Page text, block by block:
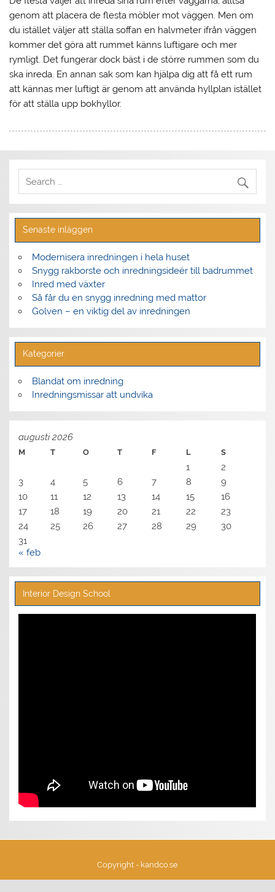
genom att placera de flesta möbler mot väggen. Men om
du istället väljer att ställa soffan en halvmeter ifrån väggen
kommer det göra att rummet känns luftigare och mer
rymligt. Det fungerar dock bäst i de större rummen som du
ska inreda. En annan sak som kan hjälpa dig att få ett rum
att kännas mer luftigt är genom att använda hyllplan istället
för att ställa upp bokhyllor.
Senaste inläggen
Modernisera inredningen i hela huset
Snygg rakborste och inredningsideér till badrummet
Inred med växter
Så får du en snygg inredning med mattor
Golven – en viktig del av inredningen
Kategorier
Blandat om inredning
Inredningsmissar att undvika
augusti 2026
M T O T F L S
1
2
3
4 5 6 7 8
9
10
11 12 13 14 15
16
17
18 19 20 21 22
23
24
25 26 27 28 29
30
31
« feb
Interior Design School